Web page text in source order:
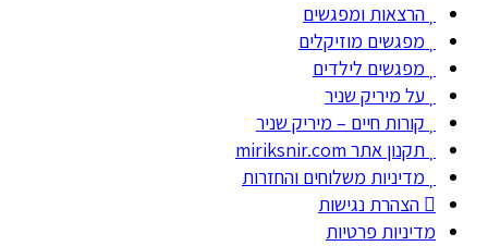
הרצאות ומפגשים
מפגשים מוזיקלים
מפגשים לילדים
על מיריק שניר
קורות חיים – מיריק שניר
תקנון אתר miriksnir.com
מדיניות משלוחים והחזרות
הצהרת נגישות
מדיניות פרטיות